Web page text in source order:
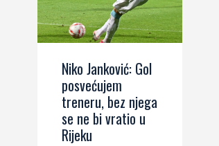
Niko Janković: Gol
posvećujem
treneru, bez njega
se ne bi vratio u
Rijeku